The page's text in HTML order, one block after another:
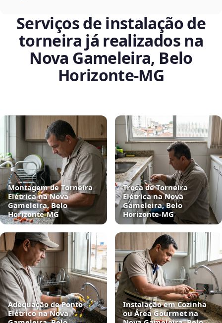
Serviços de instalação de
torneira já realizados na
Nova Gameleira, Belo
Horizonte‑MG
Montagem de Torneira
Elétrica na Nova
Gameleira, Belo
Horizonte‑MG
Troca de Torneira
Elétrica na Nova
Gameleira, Belo
Horizonte‑MG
Adequação de Ponto
Elétrico na Nova
Instalação em Cozinha
ou Área Gourmet na